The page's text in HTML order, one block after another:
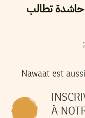
حاشدة تطالب
Nawaat est
À